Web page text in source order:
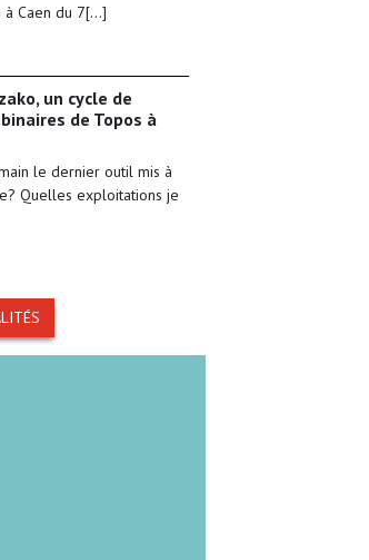
à Caen du 7[...]
un cycle de
de Topos à
le dernier outil mis à
Quelles exploitations je